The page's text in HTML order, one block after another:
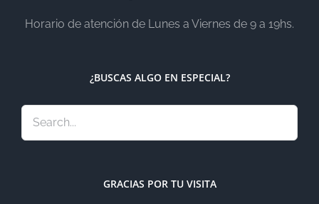
Horario de atención de Lunes a Viernes de 9 a 19hs.
¿BUSCAS ALGO EN ESPECIAL?
GRACIAS POR TU VISITA